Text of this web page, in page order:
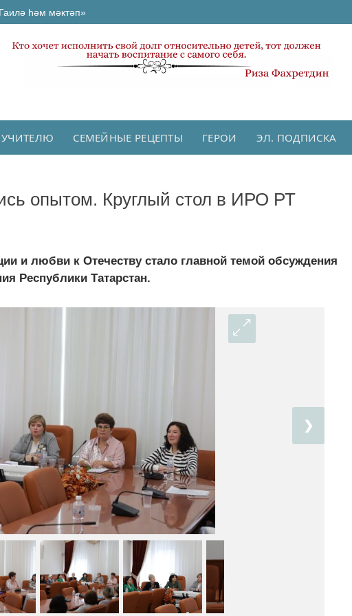
һәм мәктәп»
СЕМЕЙНЫЕ РЕЦЕПТЫ ГЕРОИ ЭЛ. ПОДПИСКА
опытом. Круглый стол в ИРО РТ
и любви к Отечеству стало главной темой обсуждения
Республики Татарстан.
❯